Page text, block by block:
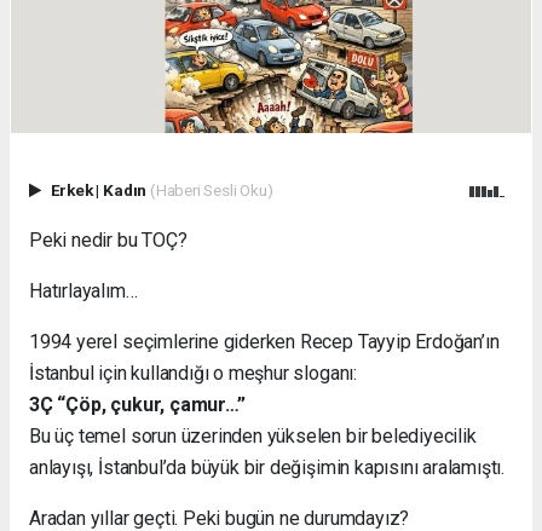
Erkek| Kadın (Haberi Sesli Oku)
Peki nedir bu TOÇ?
Hatırlayalım…
1994 yerel seçimlerine giderken Recep Tayyip Erdoğan’ın
İstanbul için kullandığı o meşhur sloganı:
3Ç “Çöp, çukur, çamur…”
Bu üç temel sorun üzerinden yükselen bir belediyecilik
anlayışı, İstanbul’da büyük bir değişimin kapısını aralamıştı.
Aradan yıllar geçti. Peki bugün ne durumdayız?